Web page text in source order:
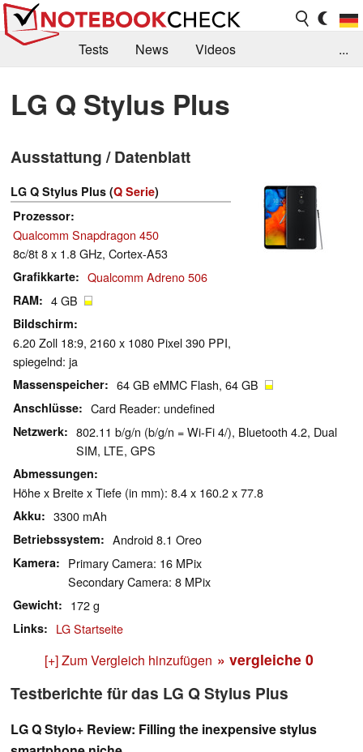
Tests News
Videos
Kaufberatung
Deals Suche
Forum
...
LG Q Stylus Plus
Ausstattung / Datenblatt
LG Q Stylus Plus (Q Serie)
Prozessor
Qualcomm Snapdragon 450
8c/8t 8 x 1.8 GHz, Cortex-A53
Grafikkarte Qualcomm Adreno 506
RAM 4 GB
Bildschirm
6.20 Zoll 18:9, 2160 x 1080 Pixel 390 PPI,
spiegelnd: ja
Massenspeicher 64 GB eMMC Flash, 64 GB
Anschlüsse Card Reader: undefined
Netzwerk
802.11 b/g/n (b/g/n = Wi-Fi 4/), Bluetooth 4.2, Dual
SIM, LTE, GPS
Abmessungen
Höhe x Breite x Tiefe (in mm): 8.4 x 160.2 x 77.8
Akku 3300 mAh
Betriebssystem Android 8.1 Oreo
Kamera
Primary Camera: 16 MPix
Secondary Camera: 8 MPix
Gewicht 172 g
Links LG Startseite
[+] Zum Vergleich hinzufügen » vergleiche 0
Testberichte für das LG Q Stylus Plus
LG Q Stylo+ Review: Filling the inexpensive stylus